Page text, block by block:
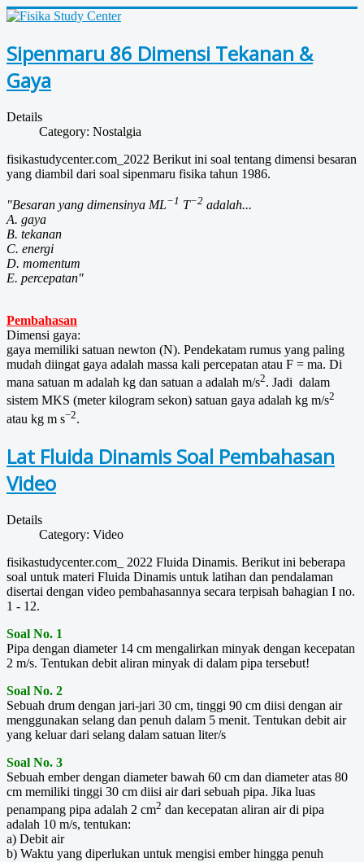
Sipenmaru 86 Dimensi Tekanan &
Gaya
Details
Category: Nostalgia
fisikastudycenter.com_2022 Berikut ini soal tentang dimensi besaran
yang diambil dari soal sipenmaru fisika tahun 1986.
"Besaran yang dimensinya ML−1 T−2 adalah...
A. gaya
B. tekanan
C. energi
D. momentum
E. percepatan"
Pembahasan
Dimensi gaya:
gaya memiliki satuan newton (N). Pendekatam rumus yang paling
mudah diingat gaya adalah massa kali percepatan atau F = ma. Di
mana satuan m adalah kg dan satuan a adalah m/s2. Jadi dalam
sistem MKS (meter kilogram sekon) satuan gaya adalah kg m/s2
atau kg m s−2.
Lat Fluida Dinamis Soal Pembahasan
Video
Details
Category: Video
fisikastudycenter.com_ 2022 Fluida Dinamis. Berikut ini beberapa
soal untuk materi Fluida Dinamis untuk latihan dan pendalaman
disertai dengan video pembahasannya secara terpisah bahagian I no.
1 - 12.
Soal No. 1
Pipa dengan diameter 14 cm mengalirkan minyak dengan kecepatan
2 m/s. Tentukan debit aliran minyak di dalam pipa tersebut!
Soal No. 2
Sebuah drum dengan jari-jari 30 cm, tinggi 90 cm diisi dengan air
menggunakan selang dan penuh dalam 5 menit. Tentukan debit air
yang keluar dari selang dalam satuan liter/s
Soal No. 3
Sebuah ember dengan diameter bawah 60 cm dan diameter atas 80
cm memiliki tinggi 30 cm diisi air dari sebuah pipa. Jika luas
penampang pipa adalah 2 cm2 dan kecepatan aliran air di pipa
adalah 10 m/s, tentukan:
a) Debit air
b) Waktu yang diperlukan untuk mengisi ember hingga penuh